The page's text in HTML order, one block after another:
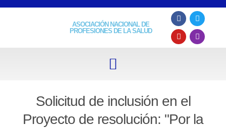
ASOCIACIÓN NACIONAL DE
PROFESIONES DE LA SALUD
Solicitud de inclusión en el
Proyecto de resolución: "Por la